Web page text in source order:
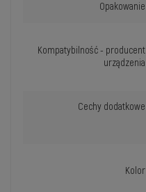
Opakowanie
Kompatybilność - producent
urządzenia
Cechy dodatkowe
Kolor